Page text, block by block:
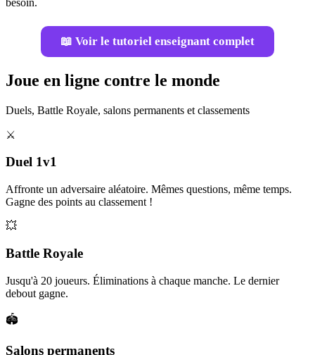
📖 Voir le tutoriel enseignant complet
Joue en ligne contre le monde
Duels, Battle Royale, salons permanents et classements
⚔️
Duel 1v1
Affronte un adversaire aléatoire. Mêmes questions, même temps.
Gagne des points au classement !
💥
Battle Royale
Jusqu'à 20 joueurs. Éliminations à chaque manche. Le dernier
debout gagne.
🏟️
Salons permanents